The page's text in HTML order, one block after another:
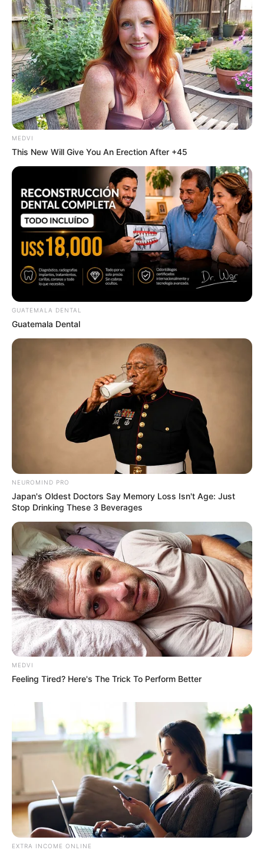
Mil?
BRAINBERRIES
The Most Unexpected Wedding Dance Moments
BRAINBERRIES
Hollywood's Inaccurate Portrayal of Reality - Take a
Look Inside!
BRAINBERRIES
Stop Waiting In Line: The 87¢ Generic Viagra Is
Actually "Self-Serve" In Aisle 7
Remember Her? You Better Sit Down Before You See
Her Now
BUZZ DAY
This 'Blue Pill Killer' Has Men Over 40 Going Crazy
MEN'S VITALITY
MEDVI
This New Will Give You An Erection After +45
GUATEMALA DENTAL
Guatemala Dental
NEUROMIND PRO
Japan's Oldest Doctors Say Memory Loss Isn't Age: Just
Stop Drinking These 3 Beverages
MEDVI
Feeling Tired? Here's The Trick To Perform Better
EXTRA INCOME ONLINE